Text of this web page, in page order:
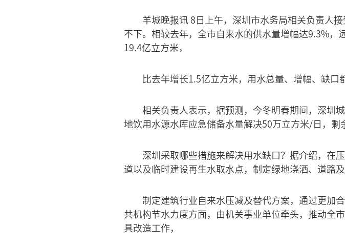
羊城晚报讯 8日上午，深圳市水务局相关负责人
不下。相较去年，全市自来水的供水量增幅达9.3%
19.4亿立方米，
比去年增长1.5亿立方米，用水总量、增幅、缺口
相关负责人表示，据预测，今冬明春期间，深圳
地饮用水源水库应急储备水量解决50万立方米/日，剩
深圳采取哪些措施来解决用水缺口？据介绍，在
道以及临时建设再生水取水点，制定绿地浇洒、道路
制定建筑行业自来水压减及替代方案，通过更加
共机构节水力度方面，由机关事业单位牵头，推动全
具改造工作，